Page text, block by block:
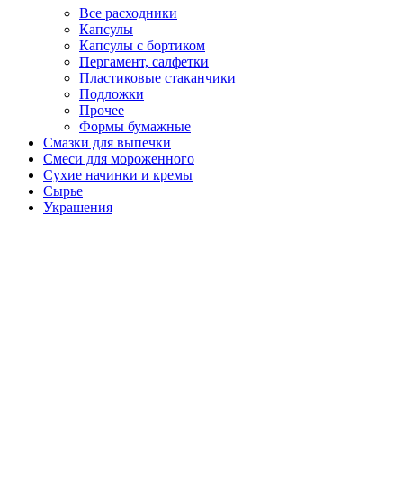
Все расходники
Капсулы
Капсулы с бортиком
Пергамент, салфетки
Пластиковые стаканчики
Подложки
Прочее
Формы бумажные
Смазки для выпечки
Смеси для мороженного
Сухие начинки и кремы
Сырье
Украшения